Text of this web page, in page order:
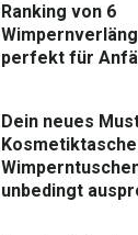
Ranking von 6
perfekt für
Dein neues
unbedingt